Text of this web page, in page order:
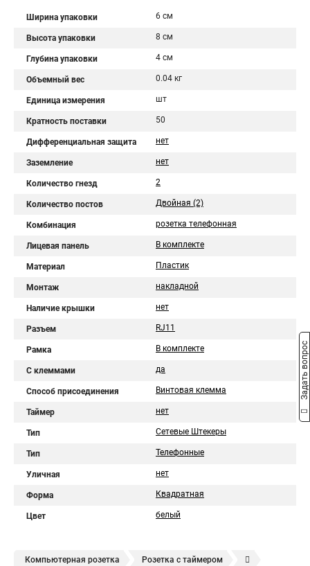
Ширина упаковки 6 см
Высота упаковки 8 см
Глубина упаковки 4 см
Объемный вес 0.04 кг
Единица измерения шт
Кратность поставки 50
Дифференциальная защита нет
Заземление нет
Количество гнезд 2
Количество постов Двойная (2)
Комбинация розетка телефонная
Лицевая панель В комплекте
Материал Пластик
Монтаж накладной
Наличие крышки нет
Разъем RJ11
Рамка В комплекте
С клеммами да
Способ присоединения Винтовая клемма
Таймер нет
Тип Сетевые Штекеры
Тип Телефонные
Уличная нет
Форма Квадратная
Цвет белый
Компьютерная розетка Розетка с таймером
Задать вопрос